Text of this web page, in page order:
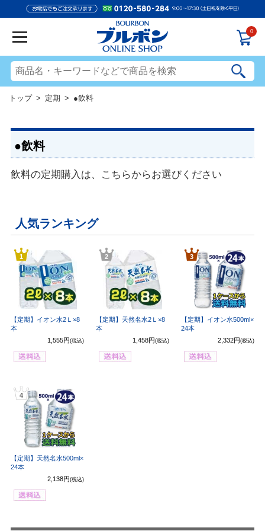
0
トップ> 定期 > ●飲料
●飲料
飲料の定期購入は、こちらからお選びください
人気ランキング
1
【定期】イオン水2Ｌ×8
本
1,555円 (税込)
2
【定期】天然名水2Ｌ×8
本
1,458円 (税込)
3
【定期】イオン水500ml×
24本
2,332円(税込)
4
【定期】天然名水500ml×
24本
2,138円 (税込)